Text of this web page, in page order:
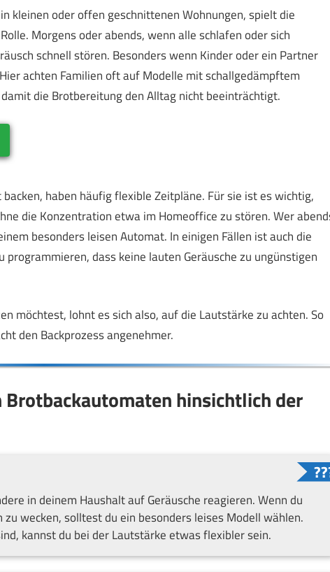
kleinen oder offen geschnittenen Wohnungen, spielt die
Morgens oder abends, wenn alle schlafen oder sich
schnell stören. Besonders wenn Kinder oder ein Partner
achten Familien oft auf Modelle mit schallgedämpftem
die Brotbereitung den Alltag nicht beeinträchtigt.
haben häufig flexible Zeitpläne. Für sie ist es wichtig,
die Konzentration etwa im Homeoffice zu stören. Wer
besonders leisen Automat. In einigen Fällen ist auch die
dass keine lauten Geräusche zu ungünstigen
möchtest, lohnt es sich also, auf die Lautstärke zu achten. So
den Backprozess angenehmer.
hinsichtlich der
in deinem Haushalt auf Geräusche reagieren. Wenn du
wecken, solltest du ein besonders leises Modell wählen.
kannst du bei der Lautstärke etwas flexibler sein.